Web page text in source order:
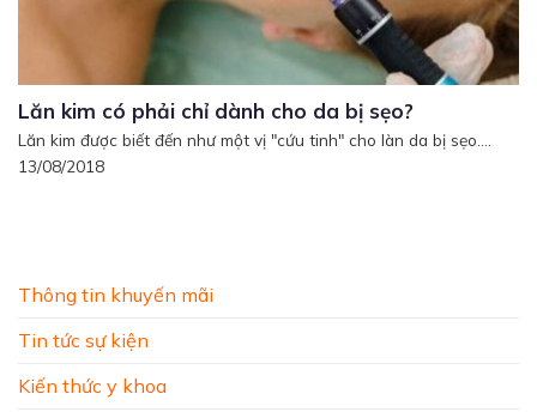
Thông tin khuyến mãi
Tin tức sự kiện
Kiến thức y khoa
Lăn kim có phải chỉ dành cho da bị sẹo?
Lăn kim được biết đến như một vị "cứu tinh" cho làn da bị sẹo....
13/08/2018